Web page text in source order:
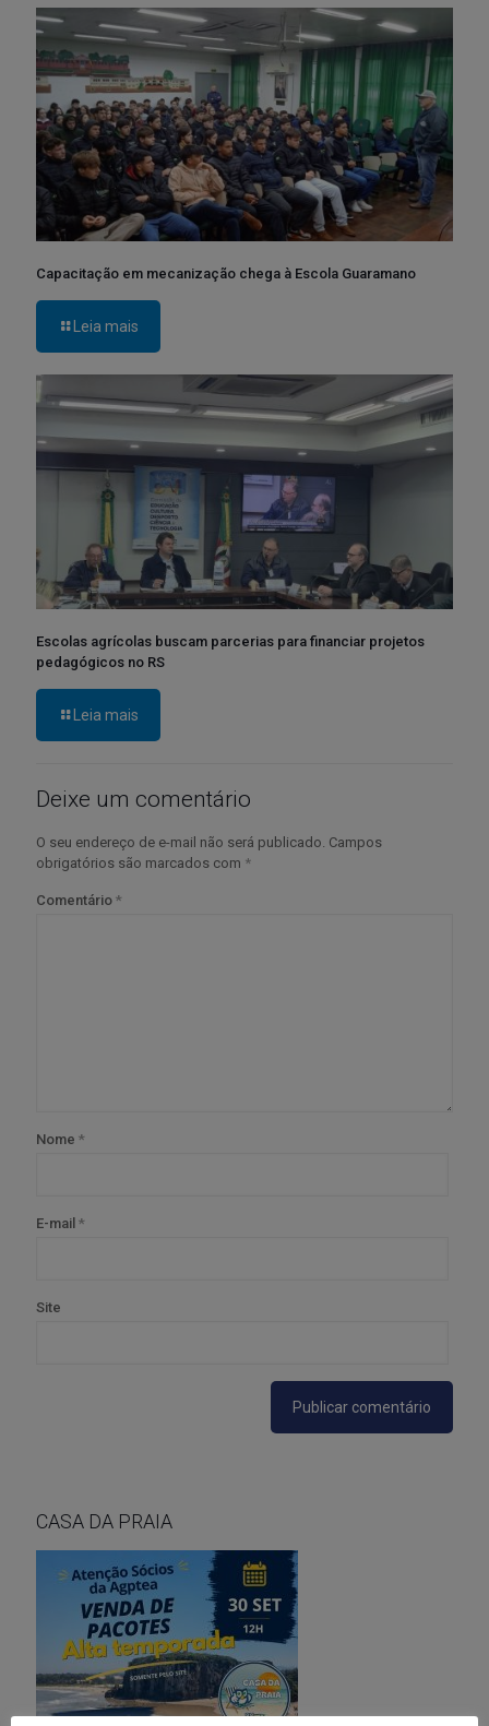
Capacitação em mecanização chega à Escola Guaramano
Leia mais
Escolas agrícolas buscam parcerias para financiar projetos
pedagógicos no RS
Leia mais
Deixe um comentário
O seu endereço de e-mail não será publicado. Campos
obrigatórios são marcados com *
Comentário *
Nome *
E-mail *
Site
CASA DA PRAIA